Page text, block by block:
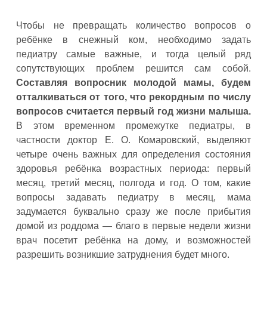
Чтобы не превращать количество вопросов о
ребёнке в снежный ком, необходимо задать
педиатру самые важные, и тогда целый ряд
сопутствующих проблем решится сам собой.
Составляя вопросник молодой мамы, будем
отталкиваться от того, что рекордным по числу
вопросов считается первый год жизни малыша.
В этом временном промежутке педиатры, в
частности доктор Е. О. Комаровский, выделяют
четыре очень важных для определения состояния
здоровья ребёнка возрастных периода: первый
месяц, третий месяц, полгода и год. О том, какие
вопросы задавать педиатру в месяц, мама
задумается буквально сразу же после прибытия
домой из роддома — благо в первые недели жизни
врач посетит ребёнка на дому, и возможностей
разрешить возникшие затруднения будет много.